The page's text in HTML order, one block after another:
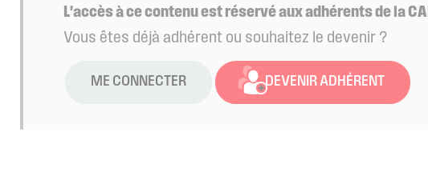
L'accès à ce contenu est réservé aux adhérents de la
Vous êtes déjà adhérent ou souhaitez le devenir ?
ME CONNECTER DEVENIR ADHÉRENT